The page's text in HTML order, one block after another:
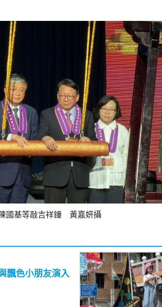
國基等敲吉祥鐘 黃嘉妍攝
飄色小朋友演入